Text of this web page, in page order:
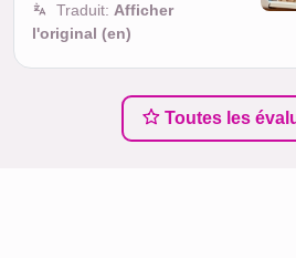
Traduit: Afficher
l'original (en)
Toutes les